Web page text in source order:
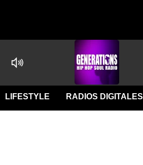
LIFESTYLE RADIOS DIGITALES